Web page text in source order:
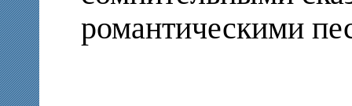
романтическими